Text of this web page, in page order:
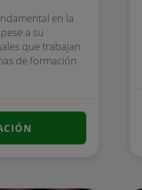
en la
a su
que trabajan
de formación